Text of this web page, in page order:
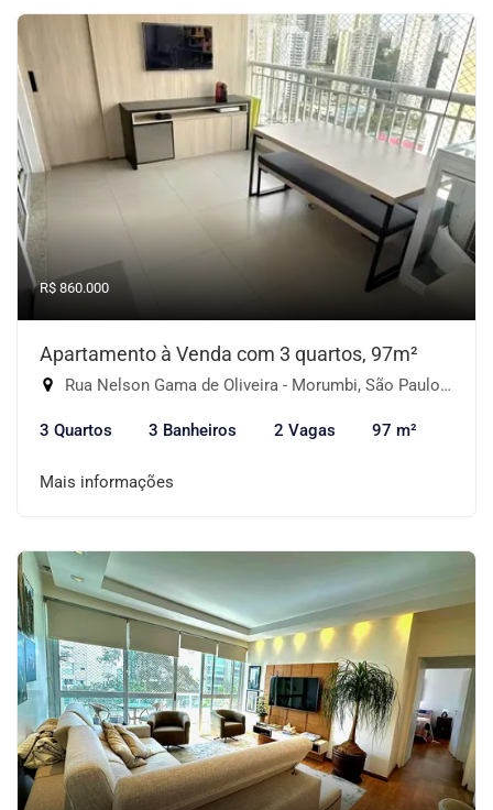
R$ 860.000
Apartamento à Venda com 3 quartos, 97m²
Rua Nelson Gama de Oliveira - Morumbi, São Paulo-SP
3 Quartos 3 Banheiros 2 Vagas 97 m²
Mais informações